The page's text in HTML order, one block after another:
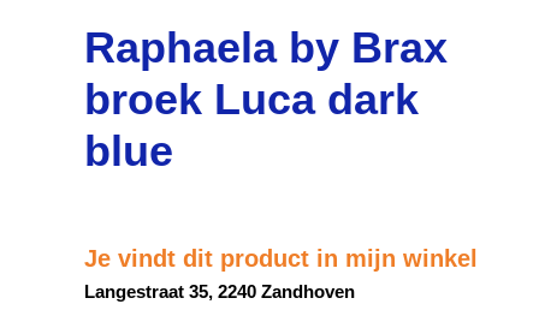
Raphaela by Brax
broek Luca dark
blue
Je vindt dit product in mijn winkel
Langestraat 35, 2240 Zandhoven